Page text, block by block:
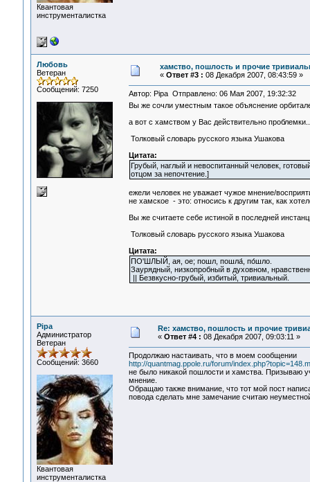
Квантовая
инструменталистка
Любовь
Ветеран
Сообщений: 7250
хамство, пошлость и прочие
« Ответ #3 : 08 Декабря 2007, 08:43:59 »
Автор: Pipa Отправлено: 06 Мая 2007, 19:32:32
Вы же сочли уместным такое объяснение
а вот с хамством у Вас действительно
Толковый словарь русского языка Ушакова
Цитата:
Грубый, наглый и невоспитанный человек,
отцом за непочтение.]
ежели человек не уважает чужое мнение/
не хамское - это: относись к другим так, как
Вы же считаете себе истиной в последней
Толковый словарь русского языка Ушакова
Цитата:
ПО'ШЛЫЙ, ая, ое; пошл, пошла́, по́шло.
Заурядный, низкопробный в духовном,
|| Безвкусно-грубый, избитый, тривиальный.
Pipa
Администратор
Ветеран
Сообщений: 3660
Квантовая
инструменталистка
Re: хамство, пошлость и прочие
« Ответ #4 : 08 Декабря 2007, 09:03:11 »
Продолжаю настаивать, что в моем сообщении
http://quantmag.ppole.ru/forum/
не было никакой пошлости и хамства. Призываю
мнение.
Обращаю также внимание, что тот мой пост
повода сделать мне замечание считаю